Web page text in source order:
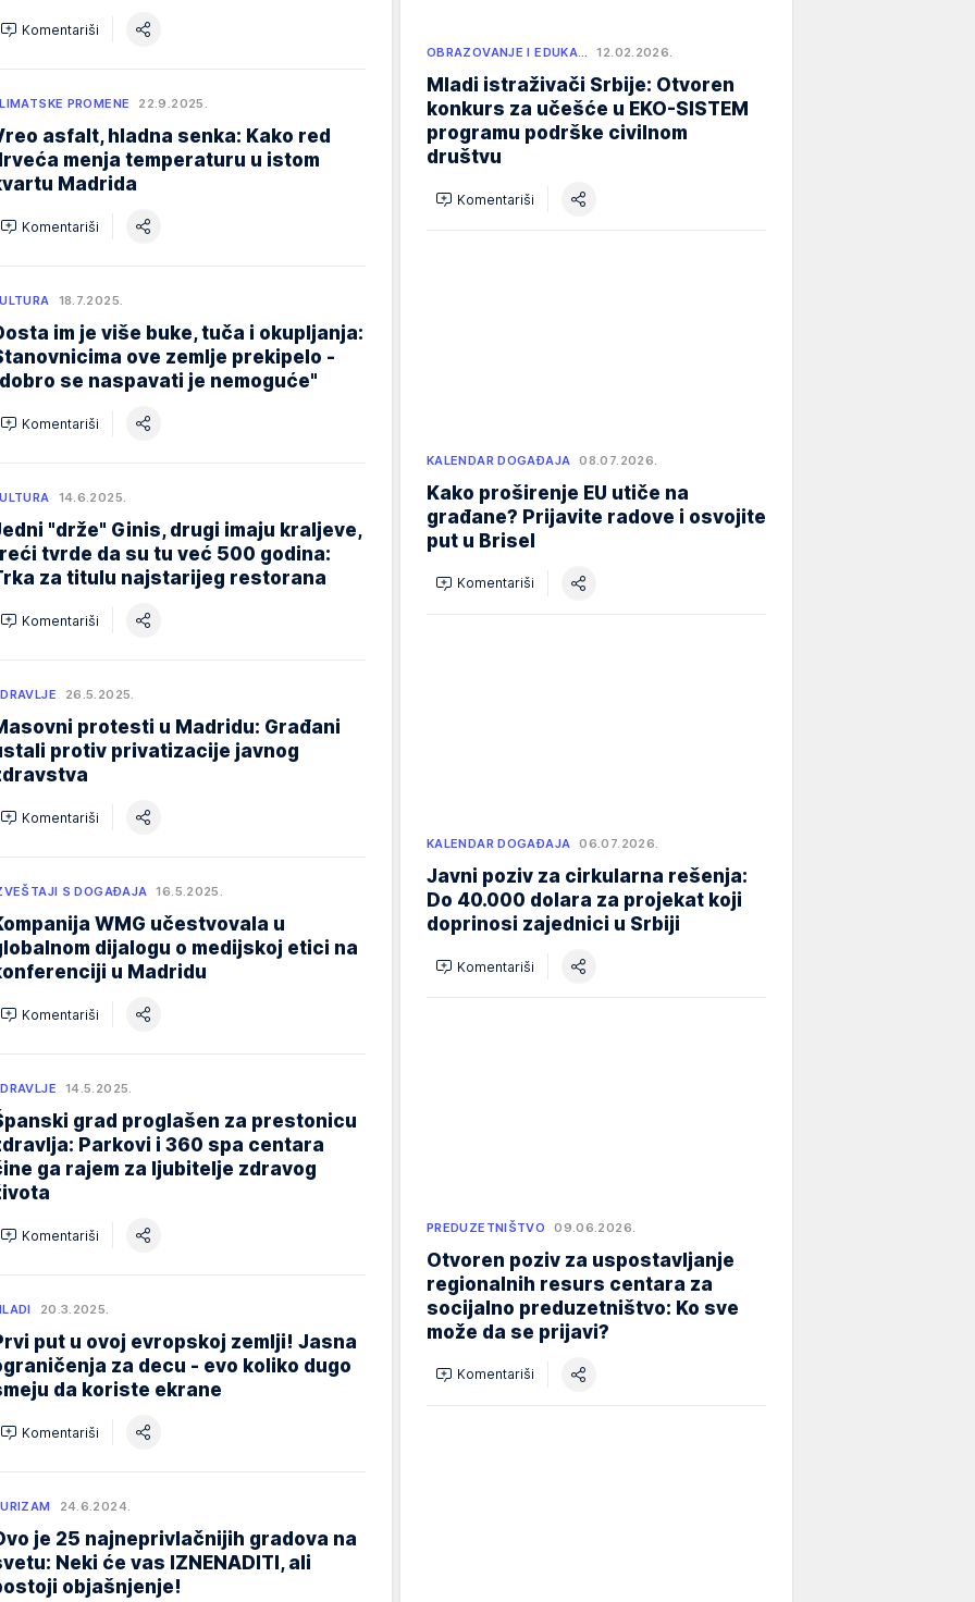
Komentariši
PROMENE 22.9.2025.
asfalt, hladna senka: Kako red
menja temperaturu u istom
Madrida
Komentariši
18.7.2025.
im je više buke, tuča i okupljanja:
ove zemlje prekipelo -
se naspavati je nemoguće"
Komentariši
14.6.2025.
"drže" Ginis, drugi imaju kraljeve,
tvrde da su tu već 500 godina:
za titulu najstarijeg restorana
Komentariši
26.5.2025.
protesti u Madridu: Građani
protiv privatizacije javnog
Komentariši
S DOGAĐAJA 16.5.2025.
WMG učestvovala u
dijalogu o medijskoj etici na
u Madridu
Komentariši
14.5.2025.
grad proglašen za prestonicu
Parkovi i 360 spa centara
ga rajem za ljubitelje zdravog
Komentariši
20.3.2025.
put u ovoj evropskoj zemlji! Jasna
za decu - evo koliko dugo
da koriste ekrane
Komentariši
24.6.2024.
je 25 najneprivlačnijih gradova na
Neki će vas IZNENADITI, ali
objašnjenje!
OBRAZOVANJE I EDUKA… 12.02.2026.
Mladi istraživači Srbije: Otvoren
konkurs za učešće u EKO-SISTEM
programu podrške civilnom
društvu
Komentariši
KALENDAR DOGAĐAJA 08.07.2026.
Kako proširenje EU utiče na
građane? Prijavite radove i osvojite
put u Brisel
Komentariši
KALENDAR DOGAĐAJA 06.07.2026.
Javni poziv za cirkularna rešenja:
Do 40.000 dolara za projekat koji
doprinosi zajednici u Srbiji
Komentariši
PREDUZETNIŠTVO 09.06.2026.
Otvoren poziv za uspostavljanje
regionalnih resurs centara za
socijalno preduzetništvo: Ko sve
može da se prijavi?
Komentariši